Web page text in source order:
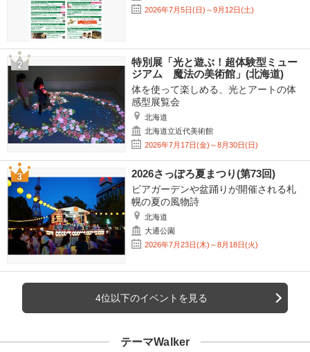
2026年7月5日(日)～9月12日(土)
特別展「光と遊ぶ！超体験型ミュー
ジアム 魔法の美術館」(北海道)
体を使って楽しめる、光とアートの体
感型展覧会
北海道
北海道立近代美術館
2026年7月17日(金)～8月30日(日)
2026さっぽろ夏まつり(第73回)
ビアガーデンや盆踊りが開催される札
幌の夏の風物詩
北海道
大通公園
2026年7月23日(木)～8月18日(火)
4位以下のイベントを見る
テーマWalker